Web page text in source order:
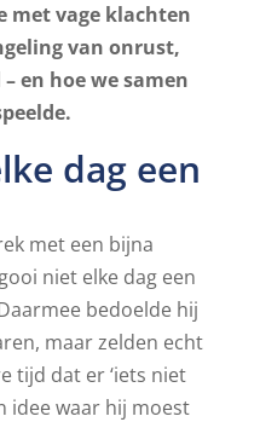
met vage klachten
van onrust,
en hoe we samen
dag een
met een bijna
niet elke dag een
bedoelde hij
maar zelden echt
tijd dat er ‘iets niet
idee waar hij moest